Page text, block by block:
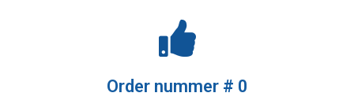
Order nummer # 0